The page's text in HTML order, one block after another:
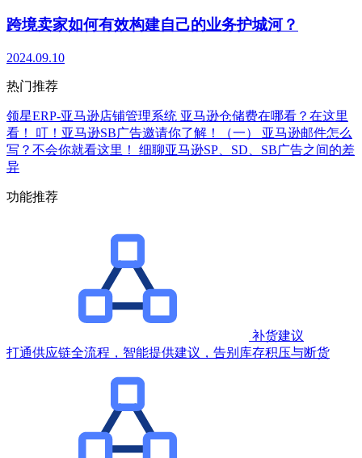
跨境卖家如何有效构建自己的业务护城河？
2024.09.10
热门推荐
领星ERP-亚马逊店铺管理系统 亚马逊仓储费在哪看？在这里
看！
叮！亚马逊SB广告邀请你了解！（一）
亚马逊邮件怎么
写？不会你就看这里！
细聊亚马逊SP、SD、SB广告之间的差
异
功能推荐
补货建议
打通供应链全流程，智能提供建议，告别库存积压与断货